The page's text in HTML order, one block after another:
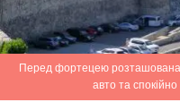
Перед фортецею
авто та